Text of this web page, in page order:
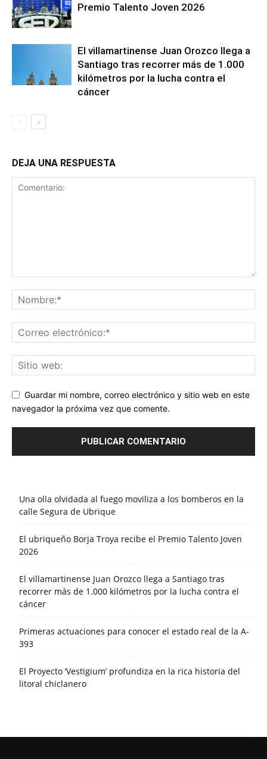
Premio Talento Joven 2026
El villamartinense Juan Orozco llega a
Santiago tras recorrer más de 1.000
kilómetros por la lucha contra el
cáncer
DEJA UNA RESPUESTA
Guardar mi nombre, correo electrónico y sitio web en este
navegador la próxima vez que comente.
Una olla olvidada al fuego moviliza a los bomberos en la
calle Segura de Ubrique
El ubriqueño Borja Troya recibe el Premio Talento Joven
2026
El villamartinense Juan Orozco llega a Santiago tras
recorrer más de 1.000 kilómetros por la lucha contra el
cáncer
Primeras actuaciones para conocer el estado real de la A-
393
El Proyecto ‘Vestigium’ profundiza en la rica historia del
litoral chiclanero